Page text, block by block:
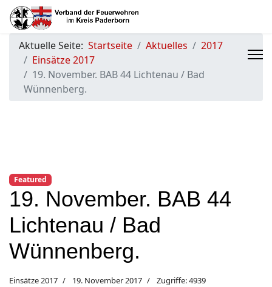
Aktuelle Seite: Startseite Aktuelles
2017
Einsätze 2017
19. November. BAB 44 Lichtenau / Bad
Wünnenberg.
Featured
19. November. BAB 44
Lichtenau / Bad
Wünnenberg.
Einsätze 2017 19. November 2017 Zugriffe: 4939